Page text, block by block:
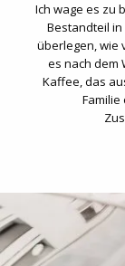
Ich wage es zu
Bestandteil
überlegen, wie
es nach dem
Kaffee, das